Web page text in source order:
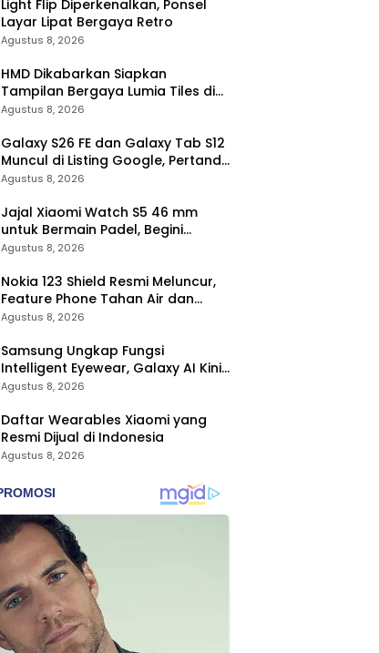
Light Flip Diperkenalkan, Ponsel
Layar Lipat Bergaya Retro
Agustus 8, 2026
HMD Dikabarkan Siapkan
Tampilan Bergaya Lumia Tiles di
Ponsel Android
Agustus 8, 2026
Galaxy S26 FE dan Galaxy Tab S12
Muncul di Listing Google, Pertanda
Segera Rilis?
Agustus 8, 2026
Jajal Xiaomi Watch S5 46 mm
untuk Bermain Padel, Begini
Kemampuannya
Agustus 8, 2026
Nokia 123 Shield Resmi Meluncur,
Feature Phone Tahan Air dan
Debu
Agustus 8, 2026
Samsung Ungkap Fungsi
Intelligent Eyewear, Galaxy AI Kini
Bisa Diakses Tanpa Layar
Agustus 8, 2026
Daftar Wearables Xiaomi yang
Resmi Dijual di Indonesia
Agustus 8, 2026